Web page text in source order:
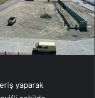
yaparak